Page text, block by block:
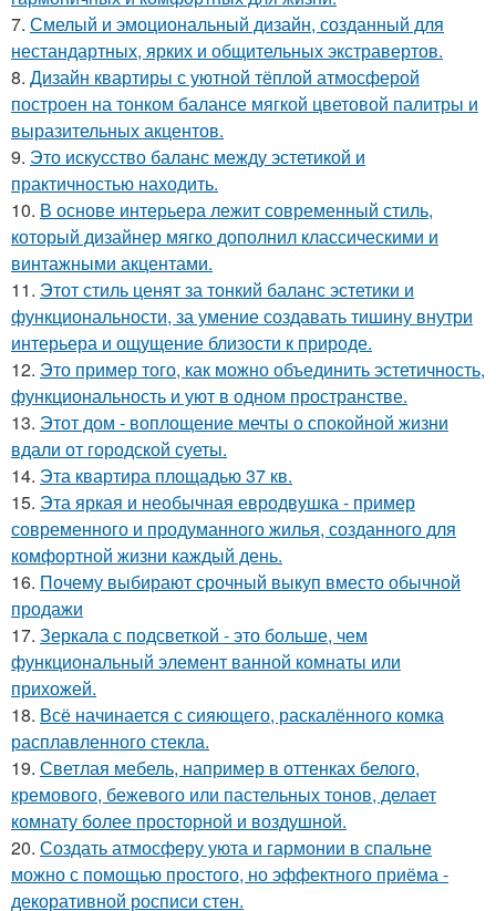
7. Смелый и эмоциональный дизайн, созданный для
нестандартных, ярких и общительных экстравертов.
8. Дизайн квартиры с уютной тёплой атмосферой
построен на тонком балансе мягкой цветовой палитры и
выразительных акцентов.
9. Это искусство баланс между эстетикой и
практичностью находить.
10. В основе интерьера лежит современный стиль,
который дизайнер мягко дополнил классическими и
винтажными акцентами.
11. Этот стиль ценят за тонкий баланс эстетики и
функциональности, за умение создавать тишину внутри
интерьера и ощущение близости к природе.
12. Это пример того, как можно объединить эстетичность,
функциональность и уют в одном пространстве.
13. Этот дом - воплощение мечты о спокойной жизни
вдали от городской суеты.
14. Эта квартира площадью 37 кв.
15. Эта яркая и необычная евродвушка - пример
современного и продуманного жилья, созданного для
комфортной жизни каждый день.
16. Почему выбирают срочный выкуп вместо обычной
продажи
17. Зеркала с подсветкой - это больше, чем
функциональный элемент ванной комнаты или
прихожей.
18. Всё начинается с сияющего, раскалённого комка
расплавленного стекла.
19. Светлая мебель, например в оттенках белого,
кремового, бежевого или пастельных тонов, делает
комнату более просторной и воздушной.
20. Создать атмосферу уюта и гармонии в спальне
можно с помощью простого, но эффектного приёма -
декоративной росписи стен.